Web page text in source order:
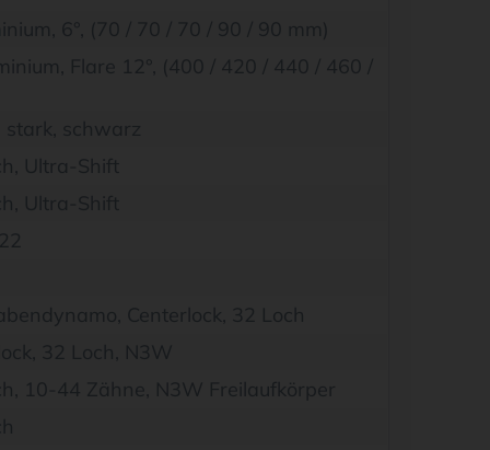
Flare 12°, (400 / 420 / 440 / 460 /
Ultra-Shift
Centerlock, 32 Loch
10-44 Zähne, N3W Freilaufkörper